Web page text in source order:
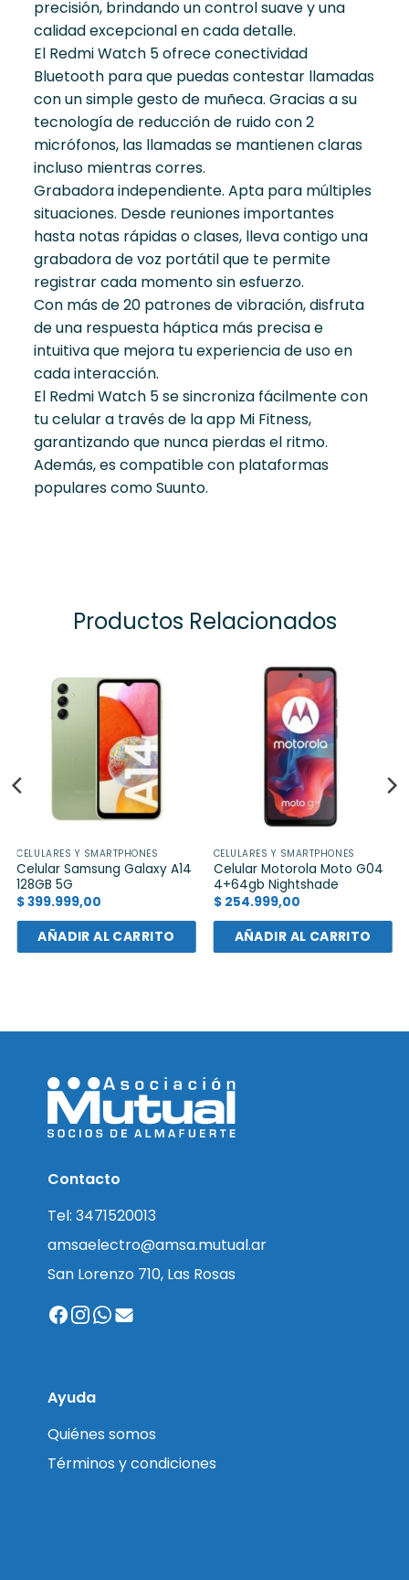
precisión, brindando un control suave y una
calidad excepcional en cada detalle.
El Redmi Watch 5 ofrece conectividad
Bluetooth para que puedas contestar llamadas
con un simple gesto de muñeca. Gracias a su
tecnología de reducción de ruido con 2
micrófonos, las llamadas se mantienen claras
incluso mientras corres.
Grabadora independiente. Apta para múltiples
situaciones. Desde reuniones importantes
hasta notas rápidas o clases, lleva contigo una
grabadora de voz portátil que te permite
registrar cada momento sin esfuerzo.
Con más de 20 patrones de vibración, disfruta
de una respuesta háptica más precisa e
intuitiva que mejora tu experiencia de uso en
cada interacción.
El Redmi Watch 5 se sincroniza fácilmente con
tu celular a través de la app Mi Fitness,
garantizando que nunca pierdas el ritmo.
Además, es compatible con plataformas
populares como Suunto.
Productos Relacionados
CELULARES Y SMARTPHONES
Celular Samsung Galaxy A14
128GB 5G
$399.999,00
AÑADIR AL CARRITO
CELULARES Y SMARTPHONES
Celular Motorola Moto G04
4+64gb Nightshade
$254.999,00
AÑADIR AL CARRITO
Contacto
Tel: 3471520013
amsaelectro@amsa.mutual.ar
San Lorenzo 710, Las Rosas
Ayuda
Quiénes somos
Términos y condiciones